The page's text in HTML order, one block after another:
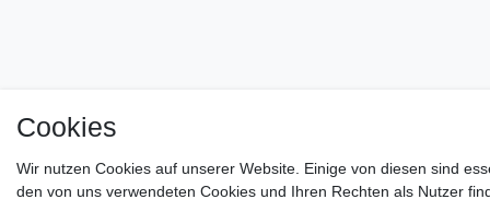
Cookies
Wir nutzen Cookies auf unserer Website. Einige von diesen sind
den von uns verwendeten Cookies und Ihren Rechten als Nutzer